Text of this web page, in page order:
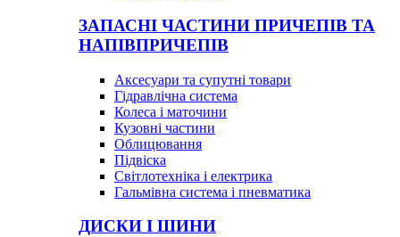
ЗАПАСНІ ЧАСТИНИ ПРИЧЕПІВ ТА
НАПІВПРИЧЕПІВ
Аксесуари та супутні товари
Гідравлічна система
Колеса і маточини
Кузовні частини
Облицювання
Підвіска
Світлотехніка і електрика
Гальмівна система і пневматика
ДИСКИ І ШИНИ